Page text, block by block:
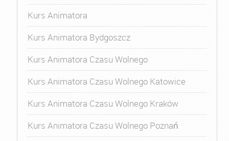
Kurs Animatora
Kurs Animatora Bydgoszcz
Kurs Animatora Czasu Wolnego
Kurs Animatora Czasu Wolnego Katowice
Kurs Animatora Czasu Wolnego Kraków
Kurs Animatora Czasu Wolnego Poznań